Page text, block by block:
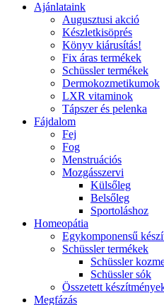
Ajánlataink
Augusztusi akció
Készletkisöprés
Könyv kiárusítás!
Fix áras termékek
Schüssler termékek
Dermokozmetikumok
LXR vitaminok
Tápszer és pelenka
Fájdalom
Fej
Fog
Menstruációs
Mozgásszervi
Külsőleg
Belsőleg
Sportoláshoz
Homeopátia
Egykomponensű
Schüssler termékek
Schüssler
Schüssler sók
Összetett
Megfázás